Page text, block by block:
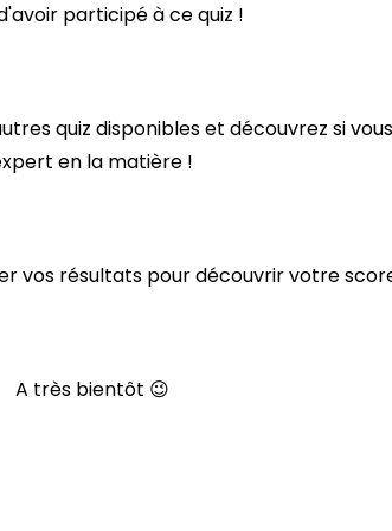
participé à ce quiz !
quiz disponibles et découvrez si
en la matière !
vos résultats pour découvrir votre
A très bientôt 😉